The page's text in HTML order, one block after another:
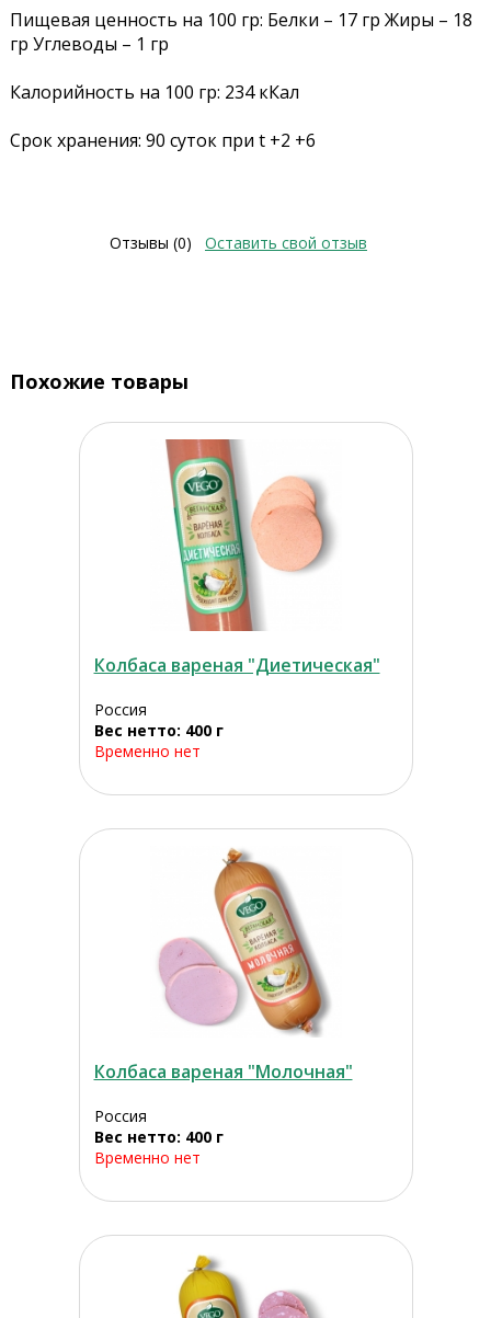
Пищевая ценность на 100 гр: Белки – 17 гр Жиры – 18
гр Углеводы – 1 гр
Калорийность на 100 гр: 234 кКал
Срок хранения: 90 суток при t +2 +6
Отзывы (0) Оставить свой отзыв
Похожие товары
Колбаса вареная "Диетическая"
Россия
Вес нетто: 400 г
Временно нет
Колбаса вареная "Молочная"
Россия
Вес нетто: 400 г
Временно нет